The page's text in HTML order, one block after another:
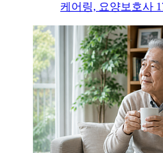
케어링, 요양보호사